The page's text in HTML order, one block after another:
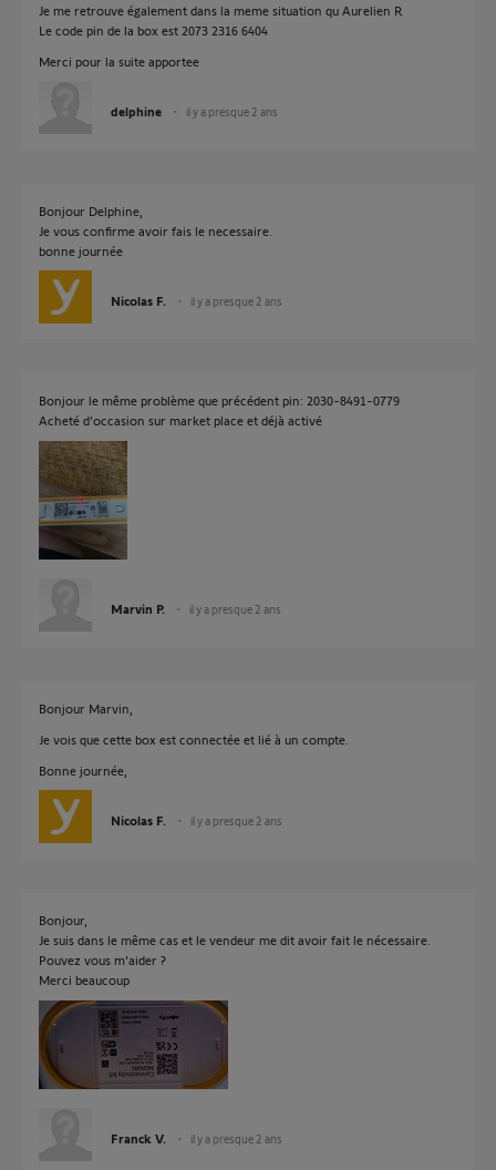
Je me retrouve également dans la meme situation qu Aurelien R
Le code pin de la box est 2073 2316 6404
Merci pour la suite apportee
delphine il y a presque 2 ans
Bonjour Delphine,
Je vous confirme avoir fais le necessaire.
bonne journée
Nicolas F. il y a presque 2 ans
Bonjour le même problème que précédent pin: 2030-8491-0779
Acheté d’occasion sur market place et déjà activé
Marvin P. il y a presque 2 ans
Bonjour Marvin,
Je vois que cette box est connectée et lié à un compte.
Bonne journée,
Nicolas F. il y a presque 2 ans
Bonjour,
Je suis dans le même cas et le vendeur me dit avoir fait le nécessaire.
Pouvez vous m'aider ?
Merci beaucoup
Franck V. il y a presque 2 ans